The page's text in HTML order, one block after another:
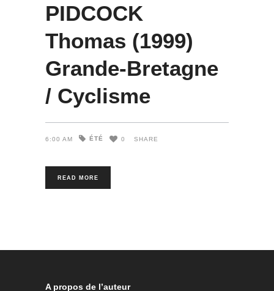
PIDCOCK
Thomas (1999)
Grande-Bretagne
/ Cyclisme
6:00 AM ÉTÉ 0 SHARE
READ MORE
A propos de l’auteur